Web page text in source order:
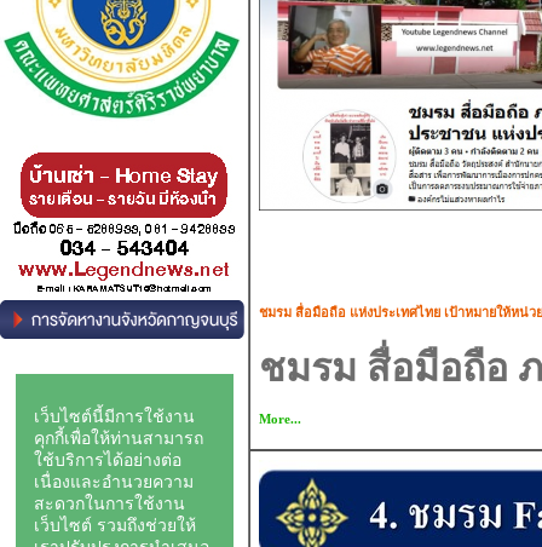
ชมรม สื่อมือถือ แห่งประเทศไทย เป้าหมายให้หน่
ชมรม สื่อมือถือ
More...